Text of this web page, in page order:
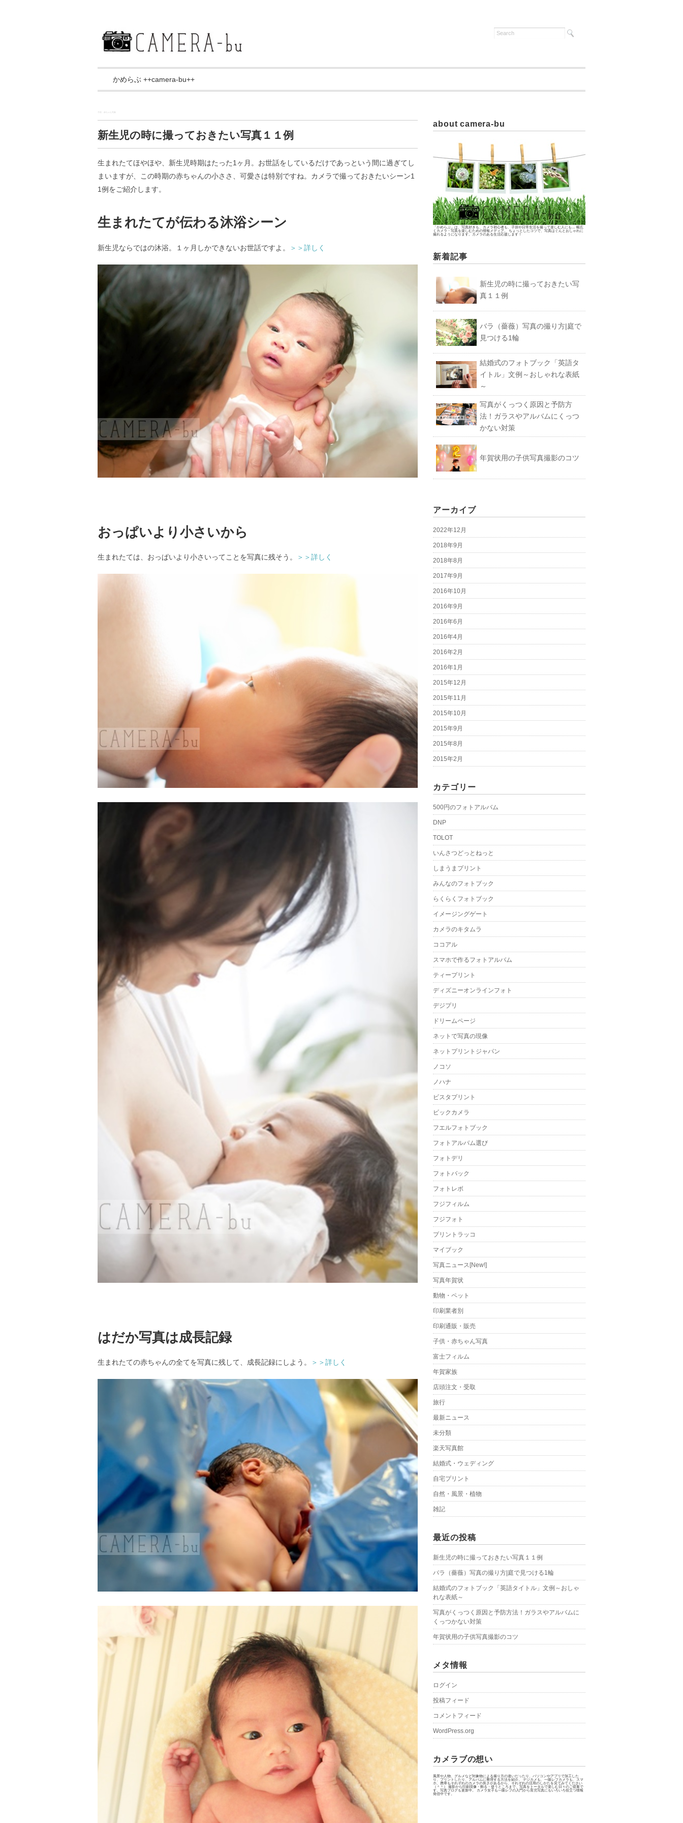
かめらぶ ++camera-bu++
子供・赤ちゃん写真
新生児の時に撮っておきたい写真１１例
生まれたてほやほや、新生児時期はたった1ヶ月。お世話をしているだけであっという間に過ぎてし
まいますが、この時期の赤ちゃんの小ささ、可愛さは特別ですね。カメラで撮っておきたいシーン1
1例をご紹介します。
生まれたてが伝わる沐浴シーン
新生児ならではの沐浴。１ヶ月しかできないお世話ですよ。 ＞＞詳しく
おっぱいより小さいから
生まれたては、おっぱいより小さいってことを写真に残そう。 ＞＞詳しく
はだか写真は成長記録
生まれたての赤ちゃんの全てを写真に残して、成長記録にしよう。 ＞＞詳しく
about camera-bu
「かめらぶ」は、写真好きも、カメラ初心者も、子供や日常生活を撮って楽しむ人にも… 幅広
くカメラ・写真を楽しむための情報メディア。 ちょっとしたコツで、写真はぐんとおしゃれに
撮れるようになります。カメラのある生活応援します！
新着記事
新生児の時に撮っておきたい写
真１１例
バラ（薔薇）写真の撮り方|庭で
見つける1輪
結婚式のフォトブック「英語タ
イトル」文例～おしゃれな表紙
～
写真がくっつく原因と予防方
法！ガラスやアルバムにくっつ
かない対策
年賀状用の子供写真撮影のコツ
アーカイブ
2022年12月
2018年9月
2018年8月
2017年9月
2016年10月
2016年9月
2016年6月
2016年4月
2016年2月
2016年1月
2015年12月
2015年11月
2015年10月
2015年9月
2015年8月
2015年2月
カテゴリー
500円のフォトアルバム
DNP
TOLOT
いんさつどっとねっと
しまうまプリント
みんなのフォトブック
らくらくフォトブック
イメージングゲート
カメラのキタムラ
ココアル
スマホで作るフォトアルバム
ティープリント
ディズニーオンラインフォト
デジプリ
ドリームページ
ネットで写真の現像
ネットプリントジャパン
ノコソ
ノハナ
ビスタプリント
ビックカメラ
フエルフォトブック
フォトアルバム選び
フォトデリ
フォトバック
フォトレボ
フジフィルム
フジフォト
プリントラッコ
マイブック
写真ニュース[New!]
写真年賀状
動物・ペット
印刷業者別
印刷通販・販売
子供・赤ちゃん写真
富士フィルム
年賀家族
店頭注文・受取
旅行
最新ニュース
未分類
楽天写真館
結婚式・ウェディング
自宅プリント
自然・風景・植物
雑記
最近の投稿
新生児の時に撮っておきたい写真１１例
バラ（薔薇）写真の撮り方|庭で見つける1輪
結婚式のフォトブック「英語タイトル」文例～おしゃ
れな表紙～
写真がくっつく原因と予防方法！ガラスやアルバムに
くっつかない対策
年賀状用の子供写真撮影のコツ
メタ情報
ログイン
投稿フィード
コメントフィード
WordPress.org
カメラブの想い
風景や人物、グルメなど対象物による撮り方の違いだったり、パソコンやアプリで加工した
り、プリントしたり、アルバムに整理する方法を紹介。 デジカメも、一眼レフカメラも、スマ
ホ、携帯もそれぞれのカメラの良さがあるから、それぞれの活用のしかたを見てみてください
（＾＾） 撮影から印刷現像・飾る・使うところまで、写真をトータルで楽しむ日々のご提案で
す。写真ブログも更新中。 カメラ女子も一眼レフの入門から育児写真にもいろいろ役立つ情報
発信中です。